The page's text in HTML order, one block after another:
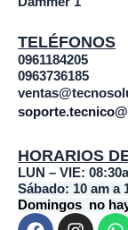
TELÉFONOS
0961184205
0963736185
HORARIOS
LUN – VIE:
Sábado: 10 am a
Domingos no
F
I